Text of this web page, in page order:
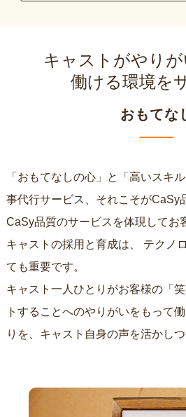
キャストがやり
働ける環境を
おもてな
「おもてなしの心」と「高いスキ
事代行サービス、それこそがCaSy
CaSy品質のサービスを体現してお
キャストの採用と育成は、
ても重要です。
キャスト一人ひとりがお客様の「
トすることへのやりがいをもって働
りを、キャスト自身の声を活かし